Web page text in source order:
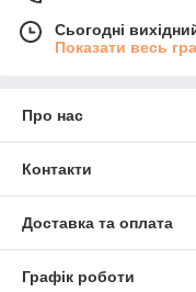
Сьогодні
Показати весь
Про нас
Контакти
Доставка та оплата
Графік роботи